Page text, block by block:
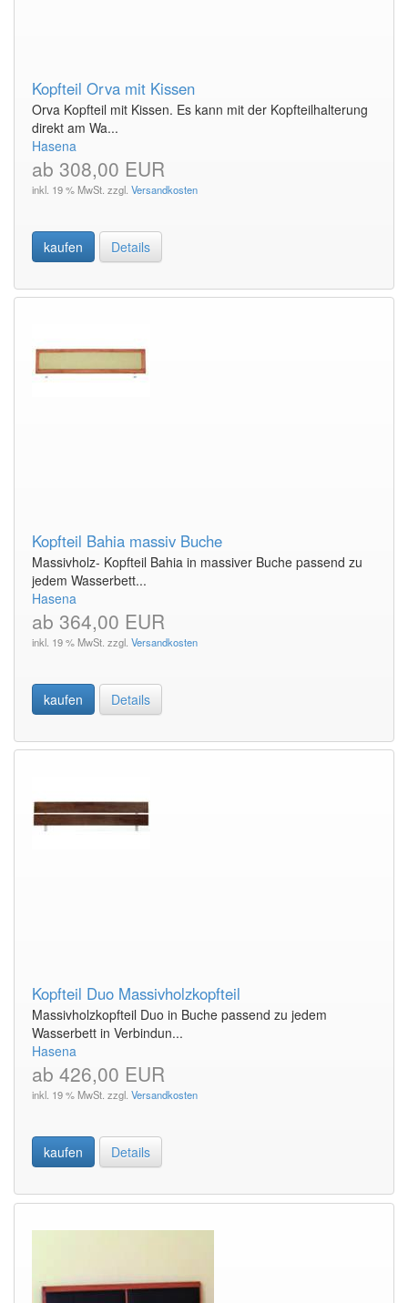
Kopfteil Orva mit Kissen
Orva Kopfteil mit Kissen. Es kann mit der Kopfteilhalterung
direkt am Wa...
Hasena
ab 308,00 EUR
inkl. 19 % MwSt. zzgl. Versandkosten
kaufen Details
Kopfteil Bahia massiv Buche
Massivholz- Kopfteil Bahia in massiver Buche passend zu
jedem Wasserbett...
Hasena
ab 364,00 EUR
inkl. 19 % MwSt. zzgl. Versandkosten
kaufen Details
Kopfteil Duo Massivholzkopfteil
Massivholzkopfteil Duo in Buche passend zu jedem
Wasserbett in Verbindun...
Hasena
ab 426,00 EUR
inkl. 19 % MwSt. zzgl. Versandkosten
kaufen Details